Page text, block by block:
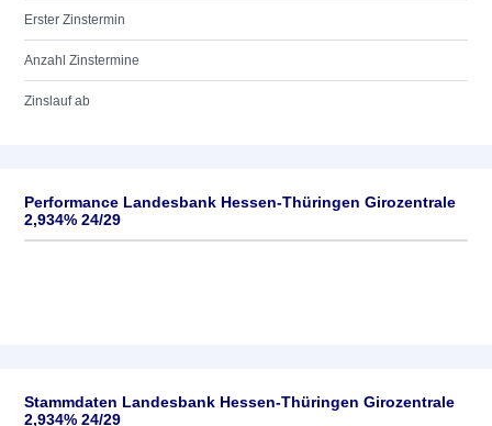
Erster Zinstermin
Anzahl Zinstermine
Zinslauf ab
Performance Landesbank Hessen-Thüringen Girozentrale
2,934% 24/29
Stammdaten Landesbank Hessen-Thüringen Girozentrale
2,934% 24/29